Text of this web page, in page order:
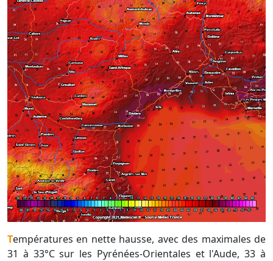
Températures en nette hausse, avec des maximales de
31 à 33°C sur les Pyrénées-Orientales et l'Aude, 33 à